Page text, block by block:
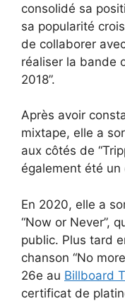
consolidé sa
sa popularité
de collaborer
réaliser la bande
2018”.
Après avoir
mixtape, elle a
aux côtés de
également été un
En 2020, elle a
“Now or Never”,
public. Plus tard
chanson “No
26e au Billboard
certificat de